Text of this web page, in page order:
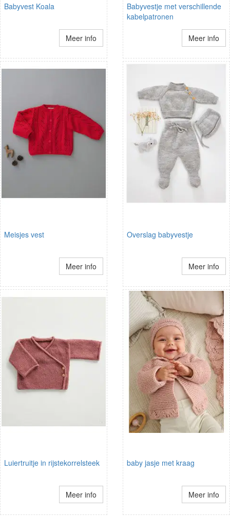
Babyvest Koala
Meer info
Babyvestje met verschillende
kabelpatronen
Meer info
Meisjes vest
Meer info
Overslag babyvestje
Meer info
Luiertruitje in rijstekorrelsteek
Meer info
baby jasje met kraag
Meer info